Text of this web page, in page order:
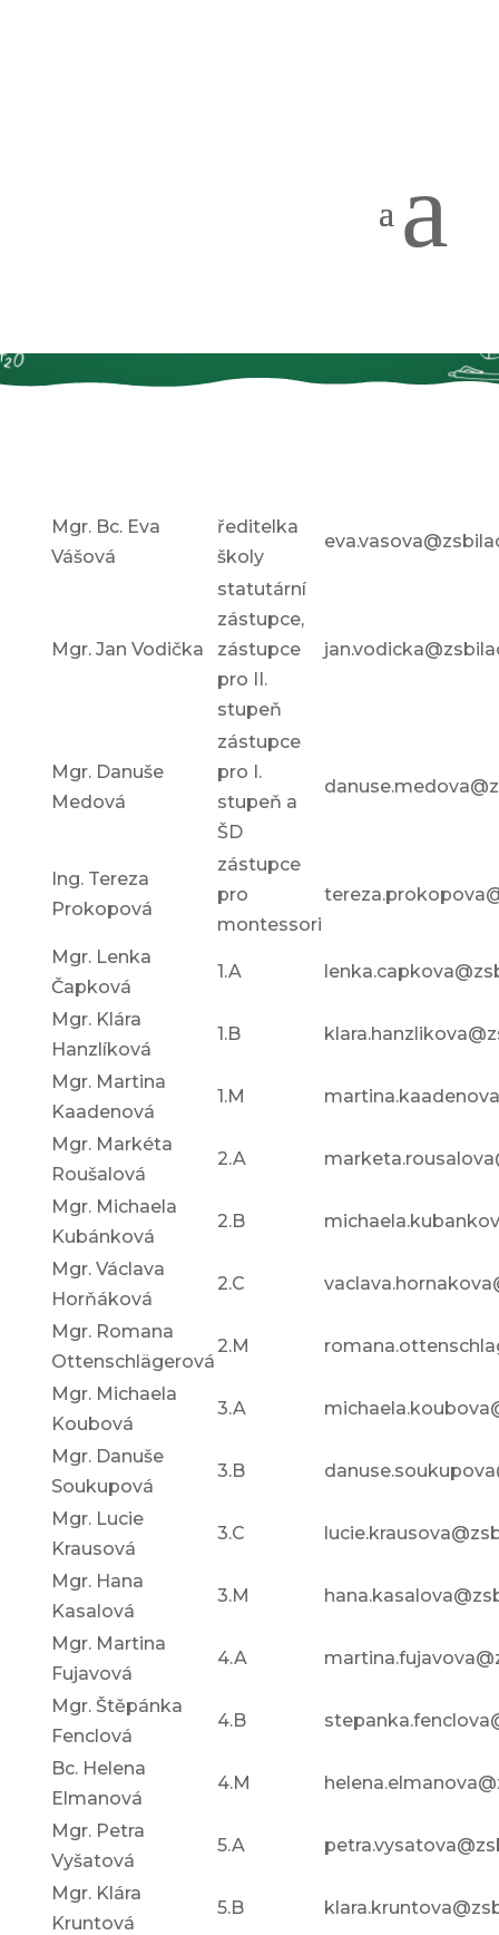
a
Mgr. Bc. Eva
Vášová
ředitelka
školy
Mgr. Jan Vodička
statutární
zástupce,
zástupce
pro II.
stupeň
Mgr. Danuše
Medová
zástupce
pro I.
stupeň a
ŠD
Ing. Tereza
Prokopová
zástupce
pro
montessori
Mgr. Lenka
Čapková
1.A
Mgr. Klára
Hanzlíková
1.B
Mgr. Martina
Kaadenová
1.M
Mgr. Markéta
Roušalová
2.A
Mgr. Michaela
Kubánková
2.B
Mgr. Václava
Horňáková
2.C
Mgr. Romana
Ottenschlägerová
2.M
Mgr. Michaela
Koubová
3.A
Mgr. Danuše
Soukupová
3.B
Mgr. Lucie
Krausová
3.C
Mgr. Hana
Kasalová
3.M
Mgr. Martina
Fujavová
4.A
Mgr. Štěpánka
Fenclová
4.B
Bc. Helena
Elmanová
4.M
Mgr. Petra
Vyšatová
5.A
Mgr. Klára
Kruntová
5.B